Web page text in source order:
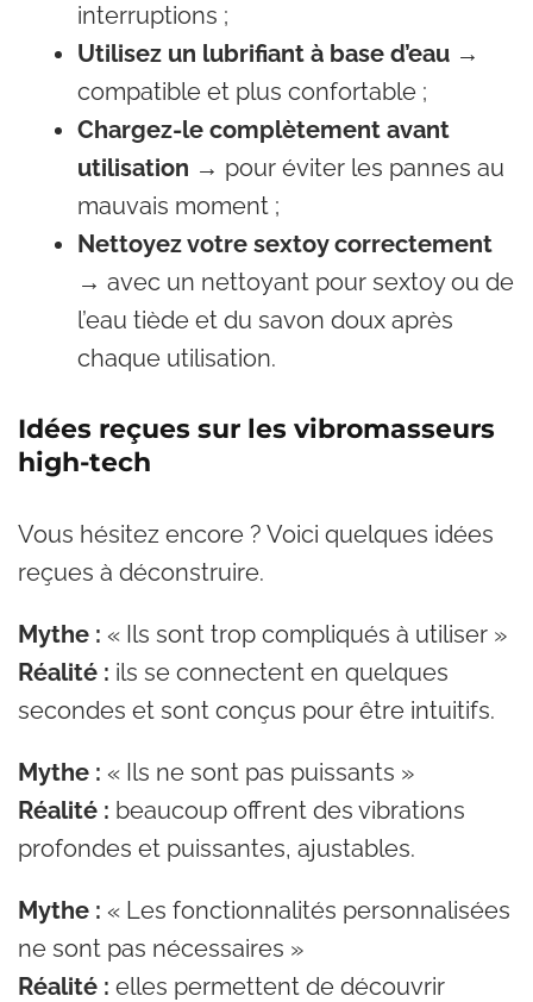
interruptions ;
Utilisez un lubrifiant à base d’eau →
compatible et plus confortable ;
Chargez-le complètement avant
utilisation → pour éviter les pannes au
mauvais moment ;
Nettoyez votre sextoy correctement
→ avec un nettoyant pour sextoy ou de
l’eau tiède et du savon doux après
chaque utilisation.
Idées reçues sur les vibromasseurs
high-tech
Vous hésitez encore ? Voici quelques idées
reçues à déconstruire.
Mythe : « Ils sont trop compliqués à utiliser »
Réalité : ils se connectent en quelques
secondes et sont conçus pour être intuitifs.
Mythe : « Ils ne sont pas puissants »
Réalité : beaucoup offrent des vibrations
profondes et puissantes, ajustables.
Mythe : « Les fonctionnalités personnalisées
ne sont pas nécessaires »
Réalité : elles permettent de découvrir